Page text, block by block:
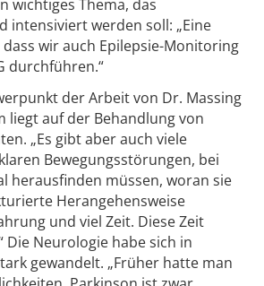
wichtiges Thema, das
intensiviert werden soll: „Eine
wir auch Epilepsie-Monitoring
durchführen.“
der Arbeit von Dr. Massing
liegt auf der Behandlung von
„Es gibt aber auch viele
Bewegungsstörungen, bei
herausfinden müssen, woran sie
Herangehensweise
und viel Zeit. Diese Zeit
Die Neurologie habe sich in
gewandelt. „Früher hatte man